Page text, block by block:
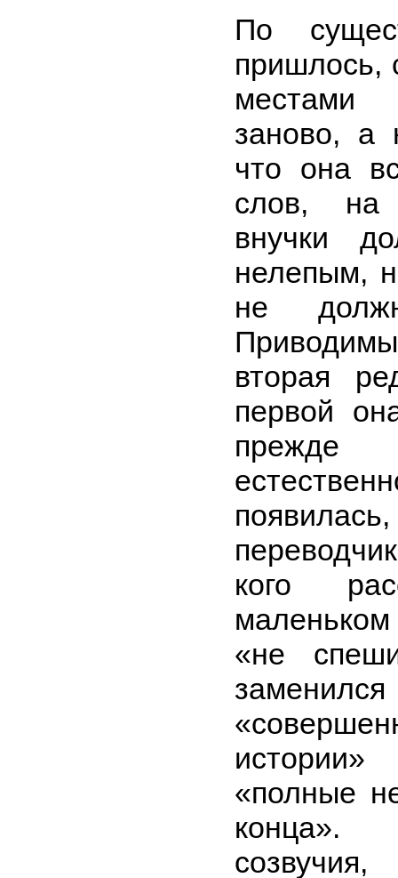
По
пришлось,
местами
заново, а
что она
слов, на
внучки
нелепым,
не
вторая
первой
прежде
кого
«не
«полные
конца».